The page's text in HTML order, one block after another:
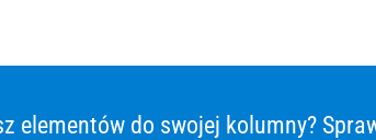
elementów do swojej kolumny?